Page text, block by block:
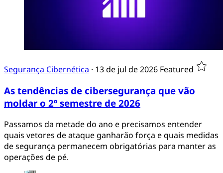
Segurança Cibernética · 13 de jul de 2026 Featured
As tendências de cibersegurança que vão
moldar o 2º semestre de 2026
Passamos da metade do ano e precisamos entender
quais vetores de ataque ganharão força e quais medidas
de segurança permanecem obrigatórias para manter as
operações de pé.